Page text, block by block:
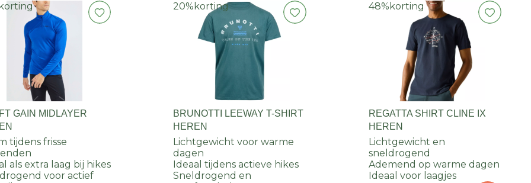
GAIN MIDLAYER
tijdens frisse
als extra laag bij hikes
voor actief
20% korting
BRUNOTTI LEEWAY T-SHIRT
HEREN
Lichtgewicht voor warme
dagen
Ideaal tijdens actieve hikes
Sneldrogend en
48% korting
REGATTA SHIRT CLINE IX
HEREN
Lichtgewicht en
sneldrogend
Ademend op warme dagen
Ideaal voor laagjes